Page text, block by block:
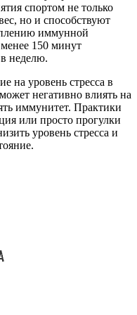
спортом не только
но и способствуют
иммунной
150 минут
неделю.
на уровень стресса в
негативно влиять на
иммунитет. Практики
или просто прогулки
уровень стресса и